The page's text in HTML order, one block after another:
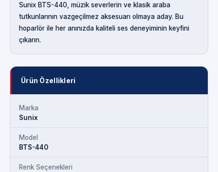
Sunix BTS-440, müzik severlerin ve klasik araba
tutkunlarının vazgeçilmez aksesuarı olmaya aday. Bu
hoparlör ile her anınızda kaliteli ses deneyiminin keyfini
çıkarın.
Ürün Özellikleri
Marka
Sunix
Model
BTS-440
Renk Seçenekleri